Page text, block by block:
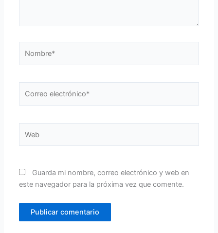
electrónico*
Guarda mi nombre, correo electrónico y web en
este navegador para la próxima vez que comente.